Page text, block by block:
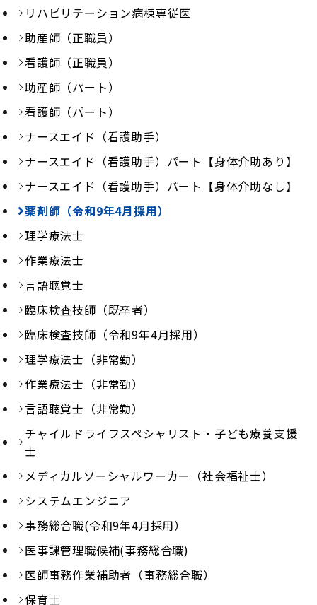
リハビリテーション病棟専従医
助産師（正職員）
看護師（正職員）
助産師（パート）
看護師（パート）
ナースエイド（看護助手）
ナースエイド（看護助手）パート【身体介助あり】
ナースエイド（看護助手）パート【身体介助なし】
薬剤師（令和9年4月採用）
理学療法士
作業療法士
言語聴覚士
臨床検査技師（既卒者）
臨床検査技師（令和9年4月採用）
理学療法士（非常勤）
作業療法士（非常勤）
言語聴覚士（非常勤）
チャイルドライフスペシャリスト・子ども療養支援
士
メディカルソーシャルワーカー（社会福祉士）
システムエンジニア
事務総合職(令和9年4月採用）
医事課管理職候補(事務総合職)
医師事務作業補助者（事務総合職）
保育士